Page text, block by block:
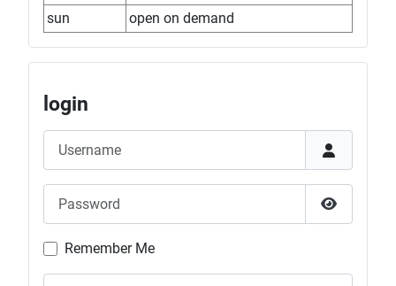
sun
open on demand
login
Show
Remember Me